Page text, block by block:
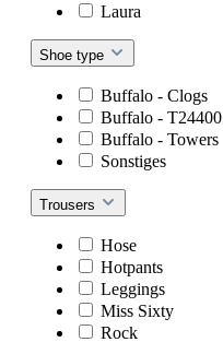
Laura
Shoe type
Buffalo - Clogs
Buffalo - T24400
Buffalo - Towers
Sonstiges
Trousers
Hose
Hotpants
Leggings
Miss Sixty
Rock